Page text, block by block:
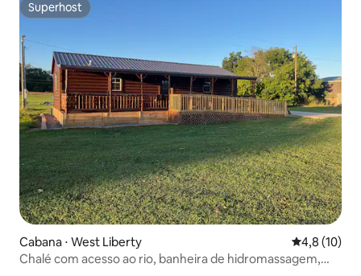
Superhost
Superhost
Cabana ⋅ West Liberty 4,8 de uma
4,8 (10)
Chalé com acesso ao rio, banheira de hidromassagem,